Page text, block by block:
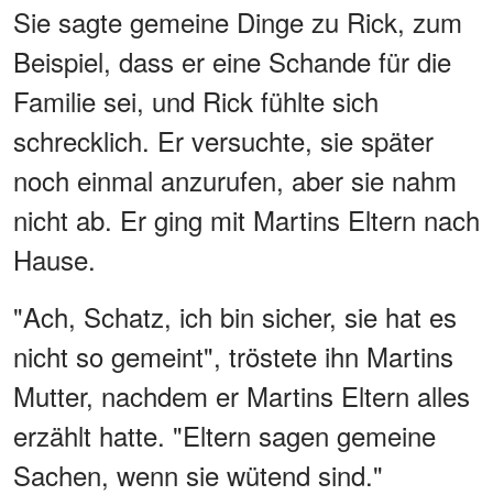
Sie sagte gemeine Dinge zu Rick, zum
Beispiel, dass er eine Schande für die
Familie sei, und Rick fühlte sich
schrecklich. Er versuchte, sie später
noch einmal anzurufen, aber sie nahm
nicht ab. Er ging mit Martins Eltern nach
Hause.
"Ach, Schatz, ich bin sicher, sie hat es
nicht so gemeint", tröstete ihn Martins
Mutter, nachdem er Martins Eltern alles
erzählt hatte. "Eltern sagen gemeine
Sachen, wenn sie wütend sind."